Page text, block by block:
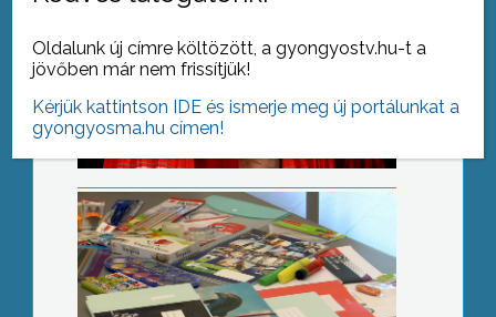
Tanszercsomag a rászorulóknak
67. bányásznap
Oldalunk új címre költözött, a gyongyostv.hu-t a
jövőben már nem frissítjük!
Kérjük kattintson IDE és ismerje meg új portálunkat a
gyongyosma.hu címen!